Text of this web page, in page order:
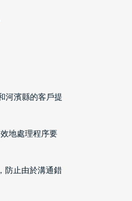
河濱縣的客戶提
地處理程序要
防止由於溝通錯